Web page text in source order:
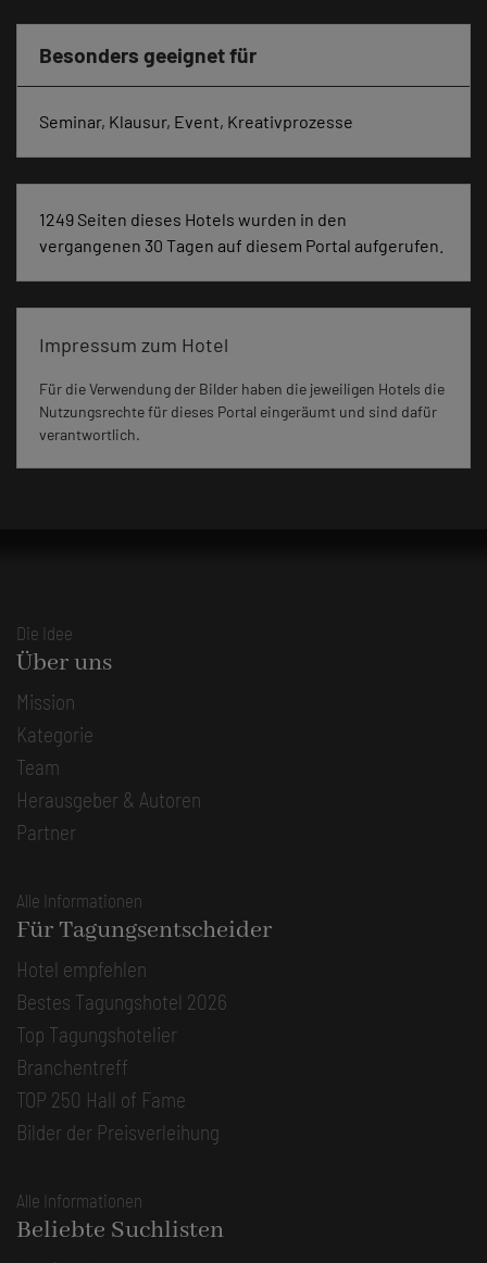
Besonders geeignet für
Seminar, Klausur, Event, Kreativprozesse
1249 Seiten dieses Hotels wurden in den
vergangenen 30 Tagen auf diesem Portal aufgerufen.
Impressum zum Hotel
Für die Verwendung der Bilder haben die jeweiligen Hotels die
Nutzungsrechte für dieses Portal eingeräumt und sind dafür
verantwortlich.
Die Idee
Über uns
Mission
Kategorie
Team
Herausgeber & Autoren
Partner
Alle Informationen
Für Tagungsentscheider
Hotel empfehlen
Bestes Tagungshotel 2026
Top Tagungshotelier
Branchentreff
TOP 250 Hall of Fame
Bilder der Preisverleihung
Alle Informationen
Beliebte Suchlisten